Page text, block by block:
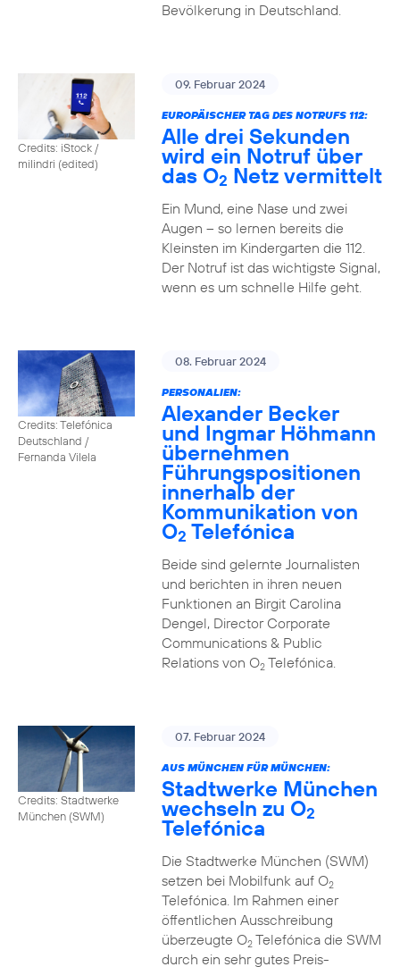
Bevölkerung in Deutschland.
Credits: iStock /
milindri (edited)
09. Februar 2024
EUROPÄISCHER TAG DES NOTRUFS 112:
Alle drei Sekunden
wird ein Notruf über
das O2 Netz vermittelt
Ein Mund, eine Nase und zwei
Augen – so lernen bereits die
Kleinsten im Kindergarten die 112.
Der Notruf ist das wichtigste Signal,
wenn es um schnelle Hilfe geht.
Credits: Telefónica
Deutschland /
Fernanda Vilela
08. Februar 2024
PERSONALIEN:
Alexander Becker
und Ingmar Höhmann
übernehmen
Führungspositionen
innerhalb der
Kommunikation von
O2 Telefónica
Beide sind gelernte Journalisten
und berichten in ihren neuen
Funktionen an Birgit Carolina
Dengel, Director Corporate
Communications & Public
Relations von O2Telefónica.
Credits: Stadtwerke
München (SWM)
07. Februar 2024
AUS MÜNCHEN FÜR MÜNCHEN:
Stadtwerke München
wechseln zu O2
Telefónica
Die Stadtwerke München (SWM)
setzen bei Mobilfunk auf O2
Telefónica. Im Rahmen einer
öffentlichen Ausschreibung
überzeugte O2Telefónica die SWM
durch ein sehr gutes Preis-